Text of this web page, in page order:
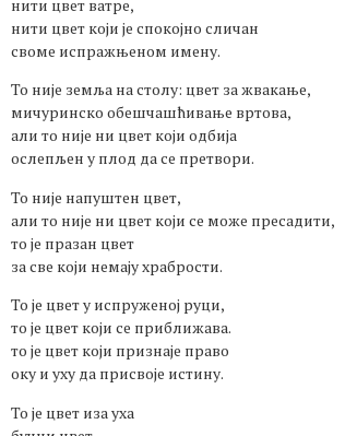
нити цвет ватре,
нити цвет који је спокојно сличан
своме испражњеном имену.
То није земља на столу: цвет за жвакање,
мичуринско обешчашћивање вртова,
али то није ни цвет који одбија
ослепљен у плод да се претвори.
То није напуштен цвет,
али то није ни цвет који се може пресадити,
то је празан цвет
за све који немају храбрости.
То је цвет у испруженој руци,
то је цвет који се приближава.
то је цвет који признаје право
оку и уху да присвоје истину.
То је цвет иза уха